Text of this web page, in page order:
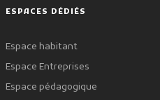
ESPACES DÉDIÉS
Espace habitant
Espace Entreprises
Espace pédagogique